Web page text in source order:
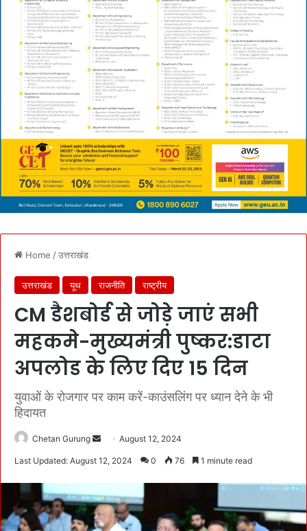
Home /उत्तराखंड
उत्तराखंड यूथ राजनीति राष्ट्रीय
CM डैशबोर्ड से जोड़े जाएं सभी
महकमे-मुख्यमंत्री पुष्कर:डाटा
अपलोड के लिए दिए 15 दिन
युवाओं के रोजगार पर काम करें-काउंसलिंग पर ध्यान देने के भी
हिदायत
Chetan Gurung
a
n
August 12, 2024
Last Updated: August 12, 2024 0 76 1 minute read